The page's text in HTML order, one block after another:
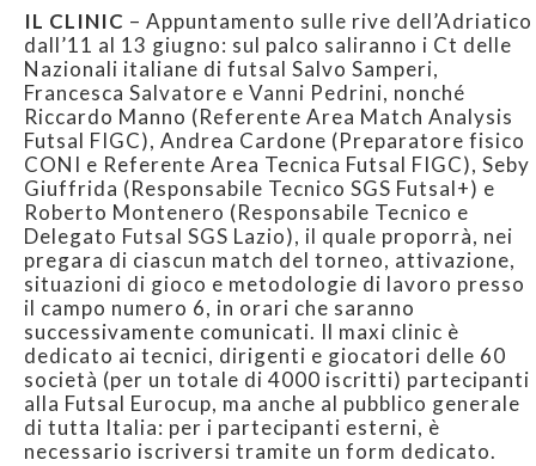
IL CLINIC – Appuntamento sulle rive dell’Adriatico
dall’11 al 13 giugno: sul palco saliranno i Ct delle
Nazionali italiane di futsal Salvo Samperi,
Francesca Salvatore e Vanni Pedrini, nonché
Riccardo Manno (Referente Area Match Analysis
Futsal FIGC), Andrea Cardone (Preparatore fisico
CONI e Referente Area Tecnica Futsal FIGC), Seby
Giuffrida (Responsabile Tecnico SGS Futsal+) e
Roberto Montenero (Responsabile Tecnico e
Delegato Futsal SGS Lazio), il quale proporrà, nei
pregara di ciascun match del torneo, attivazione,
situazioni di gioco e metodologie di lavoro presso
il campo numero 6, in orari che saranno
successivamente comunicati. Il maxi clinic è
dedicato ai tecnici, dirigenti e giocatori delle 60
società (per un totale di 4000 iscritti) partecipanti
alla Futsal Eurocup, ma anche al pubblico generale
di tutta Italia: per i partecipanti esterni, è
necessario iscriversi tramite un form dedicato.